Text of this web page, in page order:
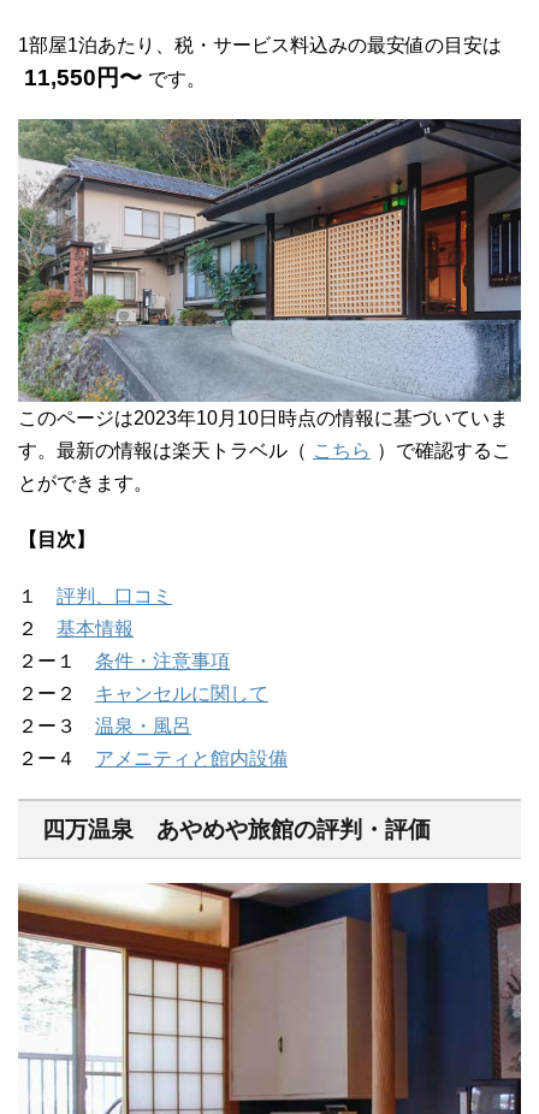
1部屋1泊あたり、税・サービス料込みの最安値の目安は
11,550円〜 です。
このページは2023年10月10日時点の情報に基づいていま
す。最新の情報は楽天トラベル（ こちら ）で確認するこ
とができます。
【目次】
１ 評判、口コミ
２ 基本情報
２ー１ 条件・注意事項
２ー２ キャンセルに関して
２ー３ 温泉・風呂
２ー４ アメニティと館内設備
四万温泉 あやめや旅館の評判・評価